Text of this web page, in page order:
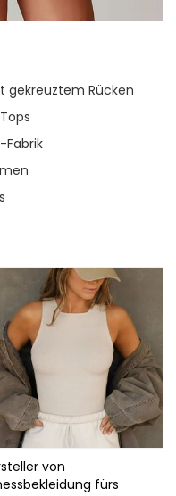
gekreuztem Rücken
von
fürs